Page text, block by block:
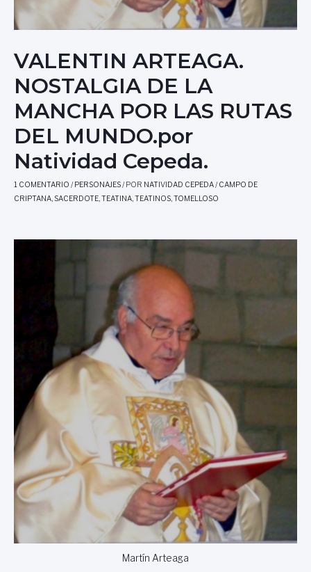
VALENTIN ARTEAGA.
NOSTALGIA DE LA
MANCHA POR LAS RUTAS
DEL MUNDO.por
Natividad Cepeda.
1 COMENTARIO /PERSONAJES/ POR NATIVIDAD CEPEDA/CAMPO DE
CRIPTANA,SACERDOTE,TEATINA,TEATINOS,TOMELLOSO
Martín Arteaga